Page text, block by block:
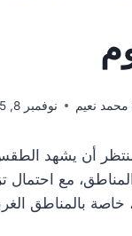
محمد نعيم نوفمبر 8, 2025
مع احتمال
خاصة بالمناطق